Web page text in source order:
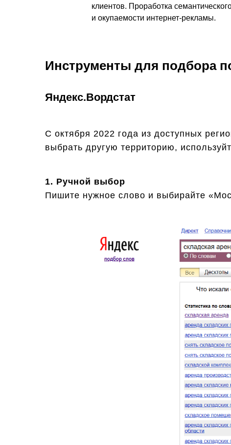
клиентов. Проработка
и окупаемости интернет-рекламы.
Инструменты для подбора
Яндекс.Вордстат
С октября 2022 года из доступных
выбрать другую территорию,
1. Ручной выбор
Пишите нужное слово и выбирайте